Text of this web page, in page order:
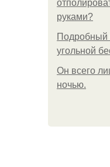
руками?
Подробный
угольной
Он всего
ночью.